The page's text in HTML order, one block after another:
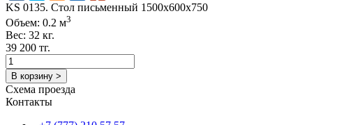
KS 0135. Стол письменный 1500х600х750
Объем: 0.2 м3
Вес: 32 кг.
39 200 тг.
В корзину >
Схема проезда
Контакты